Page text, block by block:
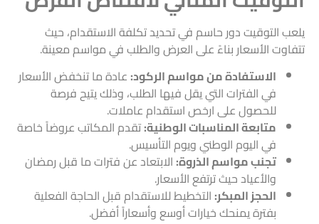
يلعب التوقيت دور حاسم في تحديد تكلفة الاستقدام، حيث
تتفاوت الأسعار بناءً على العرض والطلب في مواسم معينة.
الاستفادة من مواسم الركود:عادة ما تنخفض الأسعار
في الفترات التي يقل فيها الطلب، وذلك يتيح فرصة
للحصول على ارخص استقدام عاملات.
متابعة المناسبات الوطنية:تقدم المكاتب عروضاً خاصة
في اليوم الوطني ويوم التأسيس.
تجنب مواسم الذروة:الابتعاد عن فترات ما قبل رمضان
والأعياد حيث ترتفع الأسعار.
الحجز المبكر:التخطيط للاستقدام قبل الحاجة الفعلية
بفترة يمنحك خيارات أوسع وأسعاراً أفضل.